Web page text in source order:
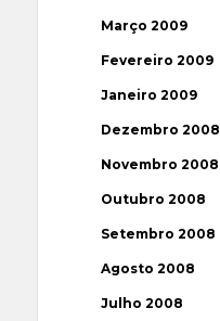
Março 2009
Fevereiro 2009
Janeiro 2009
Dezembro 2008
Novembro 2008
Outubro 2008
Setembro 2008
Agosto 2008
Julho 2008